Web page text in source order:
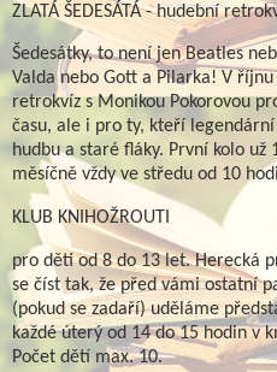
ZLATÁ ŠEDESÁTÁ - hudební
Šedesátky, to není jen Beatles
Valda nebo Gott a Pilarka! V
retrokvíz s Monikou Pokorovou
času, ale i pro ty, kteří
hudbu a staré fláky. První kolo už
měsíčně vždy ve středu od 10
KLUB KNIHOŽROUTI
pro děti od 8 do 13 let. Herecká
se číst tak, že před vámi ostatní
(pokud se zadaří) uděláme
každé úterý od 14 do 15 hodin v
Počet dětí max. 10.